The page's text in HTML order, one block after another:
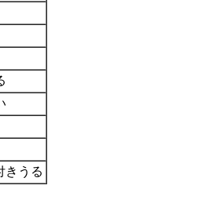
きうる